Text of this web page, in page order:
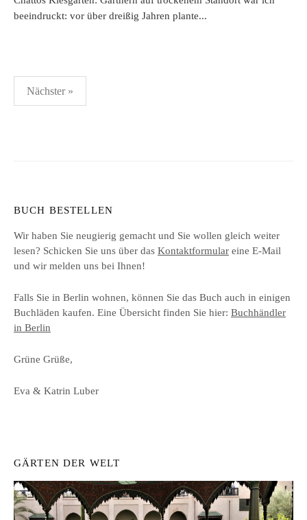
beeindruckt: vor über dreißig Jahren plante...
Seitennummerierung
der
Nächster »
BUCH BESTELLEN
Wir haben Sie neugierig gemacht und Sie wollen gleich weiter
lesen? Schicken Sie uns über das Kontaktformular eine E-Mail
und wir melden uns bei Ihnen!
Falls Sie in Berlin wohnen, können Sie das Buch auch in einigen
Buchläden kaufen. Eine Übersicht finden Sie hier: Buchhändler
in Berlin
Grüne Grüße,
Eva & Katrin Luber
GÄRTEN DER WELT